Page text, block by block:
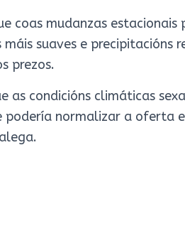
coas mudanzas
suaves e precipitacións
prezos.
as condicións climáticas
normalizar a oferta